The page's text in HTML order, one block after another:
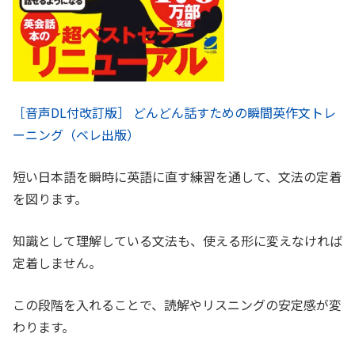
［音声DL付改訂版］ どんどん話すための瞬間英作文トレ
ーニング（ベレ出版）
短い日本語を瞬時に英語に直す練習を通して、文法の定着
を図ります。
知識として理解している文法も、使える形に変えなければ
定着しません。
この段階を入れることで、読解やリスニングの安定感が変
わります。